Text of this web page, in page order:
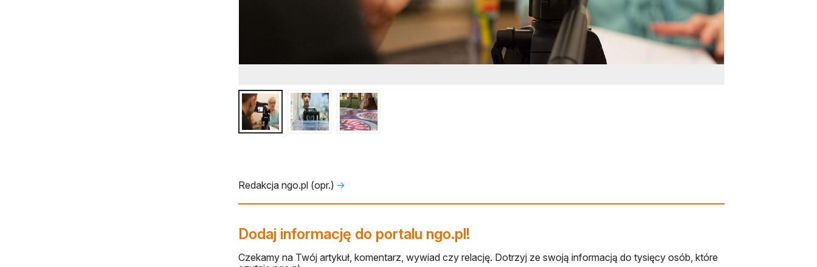
Redakcja ngo.pl (opr.) 🡢
Dodaj informację do portalu ngo.pl!
Czekamy na Twój artykuł, komentarz, wywiad czy relację. Dotrzyj ze swoją informacją do tysięcy osób, które